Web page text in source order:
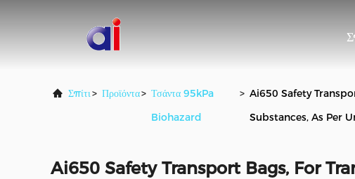
Σπίτι> Προϊόντα> Τσάντα 95kPa
Biohazard
> Ai650 Safety
Substances, As Per
Ai650 Safety Transport Bags, For